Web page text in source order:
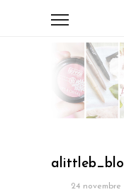
24 novembre